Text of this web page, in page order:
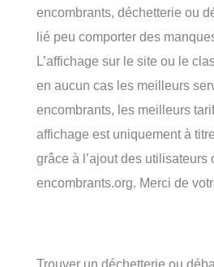
encombrants, déchetterie ou
lié peu comporter des
L’affichage sur le site ou le
en aucun cas les meilleurs
encombrants, les meilleurs
affichage est uniquement à
grâce à l’ajout des utilisateurs
encombrants.org. Merci de
Trouver un déchetterie ou